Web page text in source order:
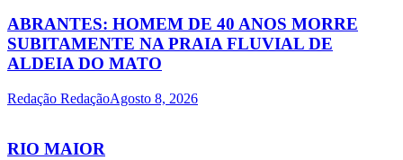
ABRANTES: HOMEM DE 40 ANOS MORRE
SUBITAMENTE NA PRAIA FLUVIAL DE
ALDEIA DO MATO
Redação RedaçãoAgosto 8, 2026
RIO MAIOR